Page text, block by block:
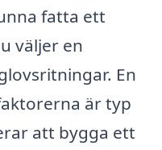
fatta ett
väljer en
En
är typ
att bygga ett